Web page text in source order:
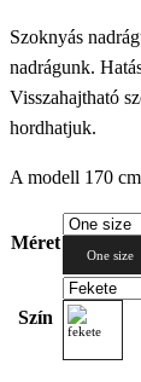
was:
28900
Szoknyás
nadrágunk.
Visszahajtható
hordhatjuk.
A modell 170
Méret
One size
Szín